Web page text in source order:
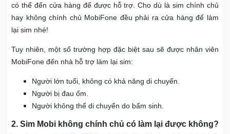
có thể đến cửa hàng để được hỗ trợ. Cho dù là sim chính chủ
hay không chính chủ MobiFone đều phải ra cửa hàng để làm
lại sim nhé!
Tuy nhiên, một số trường hợp đặc biệt sau sẽ được nhân viên
MobiFone đến nhà hỗ trợ làm lại sim:
Người lớn tuổi, không có khả năng di chuyển.
Người bị đau ốm.
Người không thể di chuyển do bẩm sinh.
2. Sim Mobi không chính chủ có làm lại được không?